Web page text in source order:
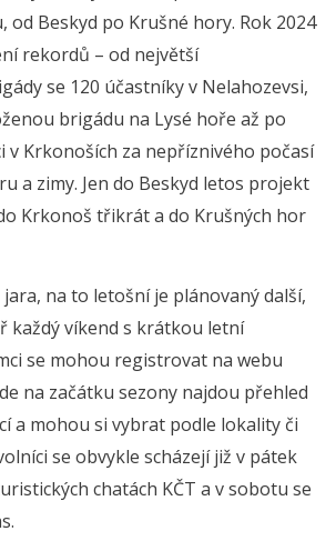
od Beskyd po Krušné hory. Rok 2024
rekordů – od největší
se 120 účastníky v Nelahozevsi,
brigádu na Lysé hoře až po
v Krkonoších za nepříznivého počasí
a zimy. Jen do Beskyd letos projekt
Krkonoš třikrát a do Krušných hor
na to letošní je plánovaný další,
každý víkend s krátkou letní
se mohou registrovat na webu
na začátku sezony najdou přehled
a mohou si vybrat podle lokality či
se obvykle scházejí již v pátek
chatách KČT a v sobotu se